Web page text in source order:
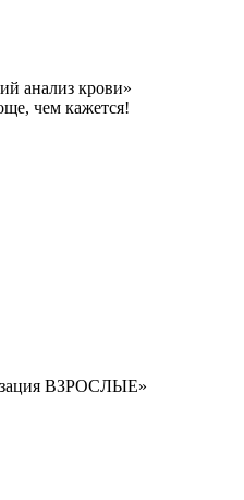
анализ крови»
чем кажется!
ВЗРОСЛЫЕ»